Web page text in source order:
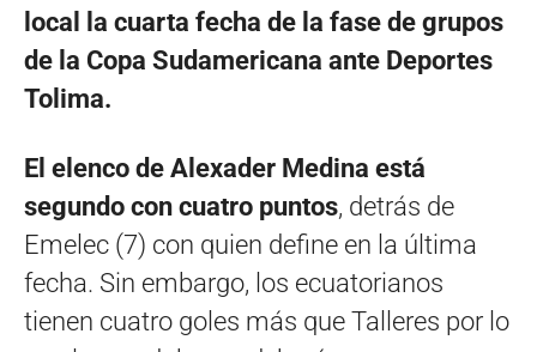
local la cuarta fecha de la fase de grupos
de la Copa Sudamericana ante Deportes
Tolima.
El elenco de Alexader Medina está
segundo con cuatro puntos, detrás de
Emelec (7) con quien define en la última
fecha. Sin embargo, los ecuatorianos
tienen cuatro goles más que Talleres por lo